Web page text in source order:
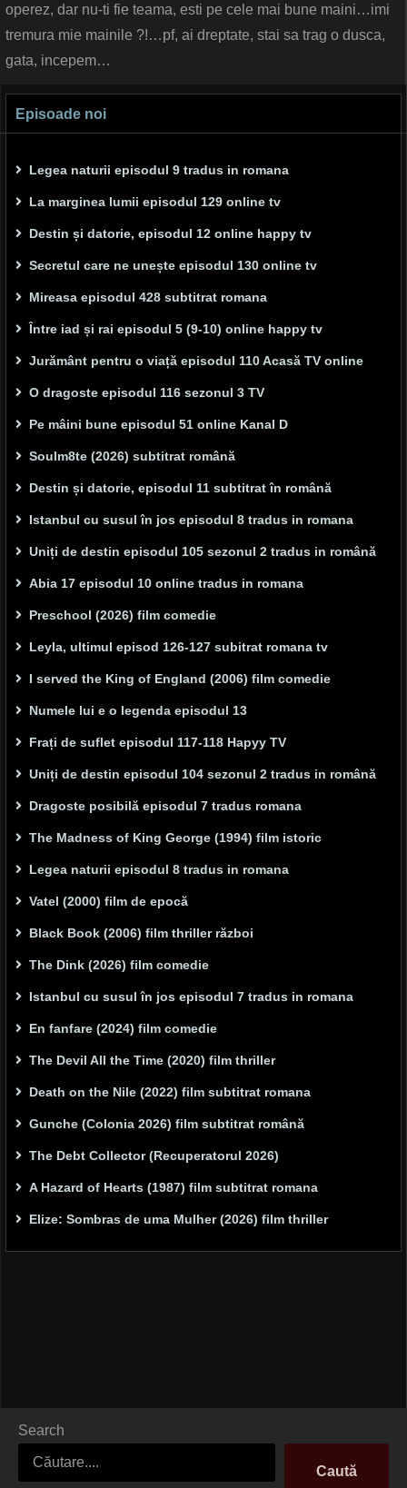
operez, dar nu-ti fie teama, esti pe cele mai bune maini…imi
tremura mie mainile ?!…pf, ai dreptate, stai sa trag o dusca,
gata, incepem…
Episoade noi
Legea naturii episodul 9 tradus in romana
La marginea lumii episodul 129 online tv
Destin și datorie, episodul 12 online happy tv
Secretul care ne unește episodul 130 online tv
Mireasa episodul 428 subtitrat romana
Între iad și rai episodul 5 (9-10) online happy tv
Jurământ pentru o viață episodul 110 Acasă TV online
O dragoste episodul 116 sezonul 3 TV
Pe mâini bune episodul 51 online Kanal D
Soulm8te (2026) subtitrat română
Destin și datorie, episodul 11 subtitrat în română
Istanbul cu susul în jos episodul 8 tradus in romana
Uniți de destin episodul 105 sezonul 2 tradus in română
Abia 17 episodul 10 online tradus in romana
Preschool (2026) film comedie
Leyla, ultimul episod 126-127 subitrat romana tv
I served the King of England (2006) film comedie
Numele lui e o legenda episodul 13
Frați de suflet episodul 117-118 Hapyy TV
Uniți de destin episodul 104 sezonul 2 tradus in română
Dragoste posibilă episodul 7 tradus romana
The Madness of King George (1994) film istoric
Legea naturii episodul 8 tradus in romana
Vatel (2000) film de epocă
Black Book (2006) film thriller război
The Dink (2026) film comedie
Istanbul cu susul în jos episodul 7 tradus in romana
En fanfare (2024) film comedie
The Devil All the Time (2020) film thriller
Death on the Nile (2022) film subtitrat romana
Gunche (Colonia 2026) film subtitrat română
The Debt Collector (Recuperatorul 2026)
A Hazard of Hearts (1987) film subtitrat romana
Elize: Sombras de uma Mulher (2026) film thriller
Search
Caută